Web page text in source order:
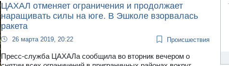
ЦАХАЛ отменяет ограничения и продолжает
наращивать силы на юге. В Эшколе взорвалась
ракета
26 марта 2019, 20:22 Происшествия
Пресс-служба ЦАХАЛа сообщила во вторник вечером о